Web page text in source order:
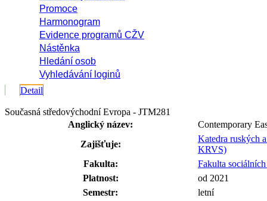
Promoce
Harmonogram
Evidence programů CŽV
Nástěnka
Hledání osob
Vyhledávání loginů
Detail
Současná středovýchodní Evropa - JTM281
Anglický název:
Contemporary
Zajišťuje:
Katedra ruských
KRVS)
Fakulta:
Fakulta
Platnost:
od 2021
Semestr:
letní